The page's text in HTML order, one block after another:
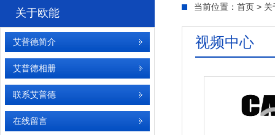
关于欧能
艾普德简介
艾普德相册
联系艾普德
在线留言
当前位置： 首页 > 关
视频中心